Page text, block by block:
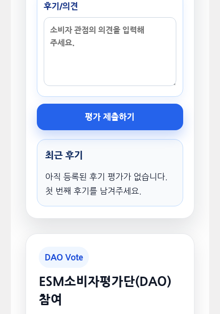
후기/의견
평가 제출하기
최근 후기
아직 등록된 후기 평가가 없습니다.
첫 번째 후기를 남겨주세요.
DAO Vote
ESM소비자평가단(DAO)
참여